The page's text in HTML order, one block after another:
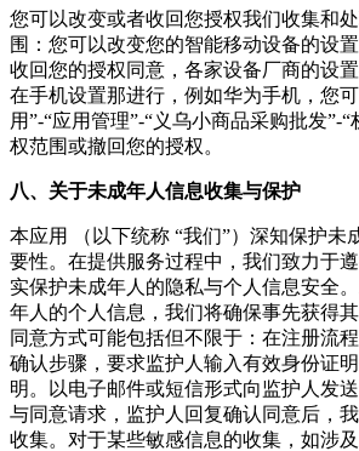
您可以改变或者收回您授权我们收集和
围：您可以改变您的智能移动设备的设
收回您的授权同意，各家设备厂商的设
在手机设置那进行，例如华为手机，您
用”-“应用管理”-“义乌小商品采购批发”-“
权范围或撤回您的授权。
八、关于未成年人信息收集与保护
本应用 （以下统称 “我们”）深知保护未
要性。在提供服务过程中，我们致力于
实保护未成年人的隐私与个人信息安全
年人的个人信息，我们将确保事先获得
同意方式可能包括但不限于：在注册流
确认步骤，要求监护人输入有效身份证
明。以电子邮件或短信形式向监护人发
与同意请求，监护人回复确认同意后，
收集。对于某些敏感信息的收集，如涉